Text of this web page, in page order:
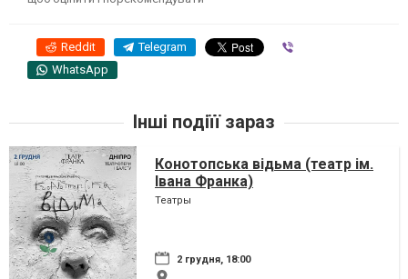
Reddit Telegram
WhatsApp
Інші подіїї зараз
Конотопська відьма (театр ім.
Івана Франка)
Театры
2 грудня, 18:00